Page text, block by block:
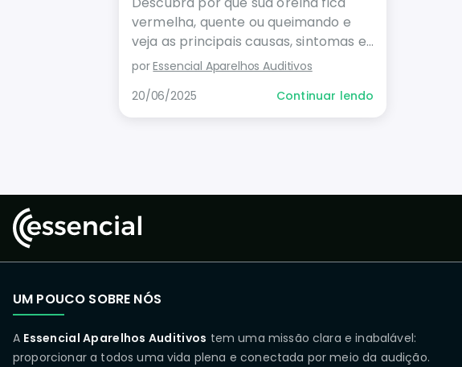
vermelha, quente ou queimando e
veja as principais causas, sintomas e
quando procurar um médico.
porEssencial Aparelhos Auditivos
20/06/2025
Continuar lendo
UM POUCO SOBRE NÓS
A Essencial Aparelhos Auditivos tem uma missão clara e inabalável:
proporcionar a todos uma vida plena e conectada por meio da audição.